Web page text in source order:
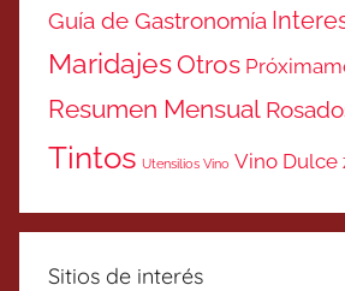
Guía de Gastronomía
MaridajesOtros
Resumen Mensual
Tintos Utensilios Vino Vino Dulce
Sitios de interés